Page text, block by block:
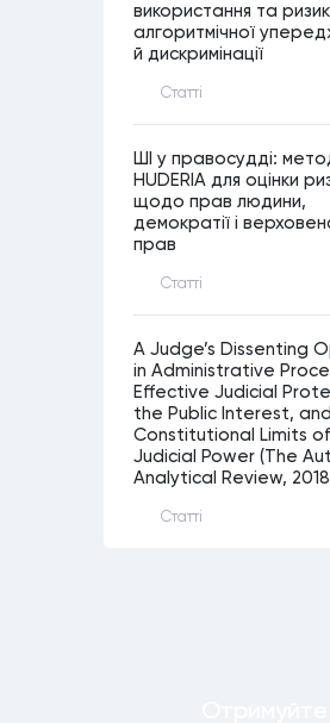
використання та
алгоритмічної
й дискримінації
Статтi
ШІ у правосудді:
HUDERIA для оцінки
щодо прав людини,
демократії і
прав
Статтi
A Judge’s Dissenting
in Administrative
Effective Judicial
the Public Interest,
Constitutional Limits of
Judicial Power (The
Analytical Review,
Статтi